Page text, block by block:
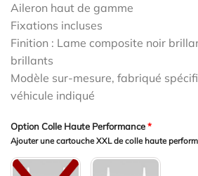
initial
était :
1498,00€.
Aileron haut de gamme
Fixations incluses
Finition : Lame composite noir
brillants
Modèle sur-mesure, fabriqué
véhicule indiqué
Option Colle Haute Performance*
Ajouter une cartouche XXL de colle haute